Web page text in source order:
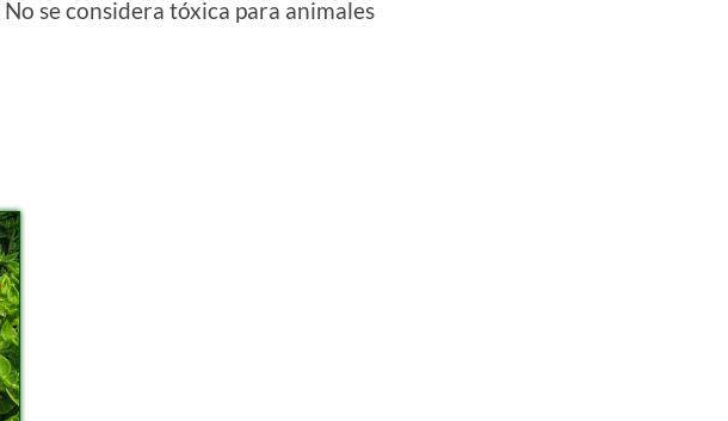
No se considera tóxica para animales